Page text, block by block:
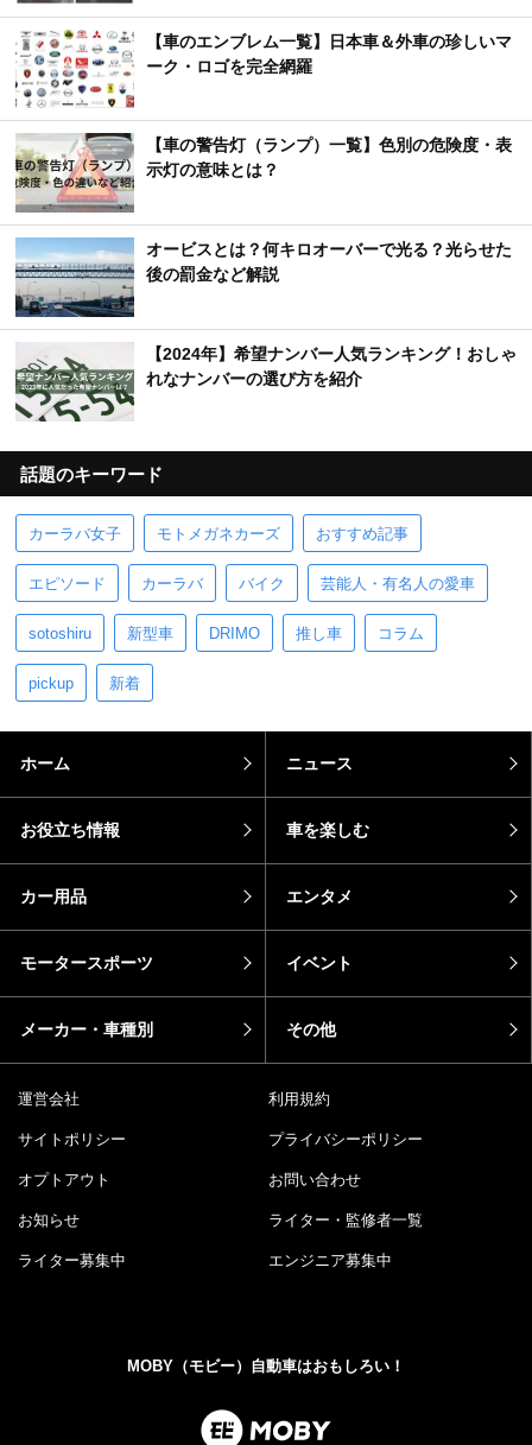
【車のエンブレム一覧】日本車＆外車の珍しいマ
ーク・ロゴを完全網羅
【車の警告灯（ランプ）一覧】色別の危険度・表
示灯の意味とは？
オービスとは？何キロオーバーで光る？光らせた
後の罰金など解説
【2024年】希望ナンバー人気ランキング！おしゃ
れなナンバーの選び方を紹介
話題のキーワード
カーラバ女子 モトメガネカーズ おすすめ記事
エピソード カーラバ バイク 芸能人・有名人の愛車
sotoshiru 新型車 DRIMO 推し車 コラム
pickup 新着
ホーム ニュース
お役立ち情報 車を楽しむ
カー用品 エンタメ
モータースポーツ イベント
メーカー・車種別 その他
運営会社 利用規約
サイトポリシー プライバシーポリシー
オプトアウト お問い合わせ
お知らせ ライター・監修者一覧
ライター募集中 エンジニア募集中
MOBY（モビー）自動車はおもしろい！